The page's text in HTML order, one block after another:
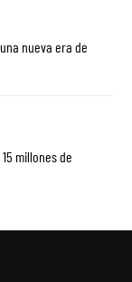
nueva era de
millones de